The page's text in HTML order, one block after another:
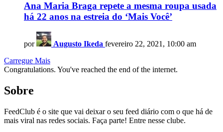
Ana Maria Braga repete a mesma roupa usada
há 22 anos na estreia do ‘Mais Você’
por Augusto Ikeda fevereiro 22, 2021, 10:00 am
Carregue Mais
Congratulations. You've reached the end of the internet.
Sobre
FeedClub é o site que vai deixar o seu feed diário com o que há de
mais viral nas redes sociais. Faça parte! Entre nesse clube.